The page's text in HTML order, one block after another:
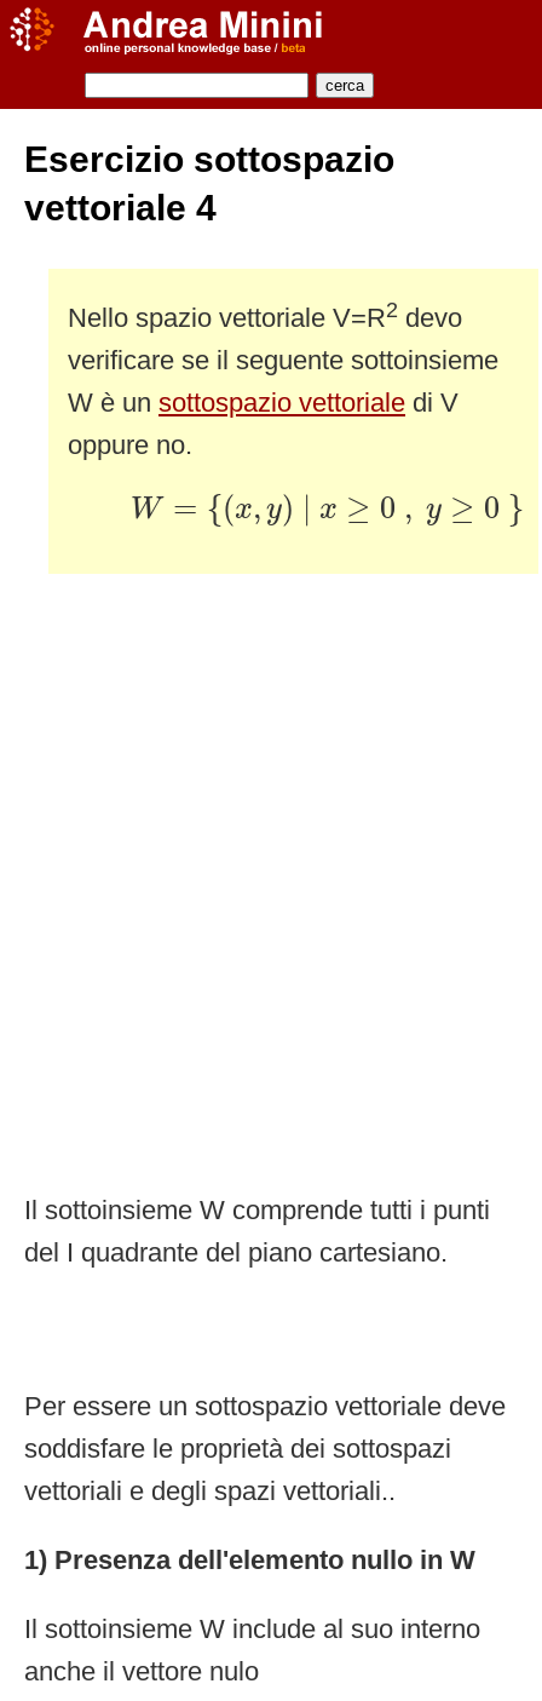
Esercizio sottospazio
vettoriale 4
Nello spazio vettoriale V=R2 devo
verificare se il seguente sottoinsieme
W è un sottospazio vettoriale di V
oppure no.
W = {(x, y) x ≥ 0 , y ≥ 0 }
={( ,y x ≥0 , ≥0 }
Il sottoinsieme W comprende tutti i punti
del I quadrante del piano cartesiano.
Per essere un sottospazio vettoriale deve
soddisfare le proprietà dei sottospazi
vettoriali e degli spazi vettoriali..
1) Presenza dell'elemento nullo in W
Il sottoinsieme W include al suo interno
anche il vettore nulo